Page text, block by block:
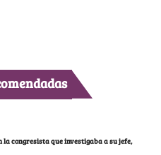
la congresista que investigaba a su jefe,